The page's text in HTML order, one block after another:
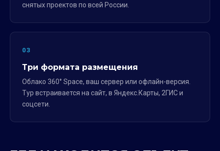
снятых проектов по всей России.
03
Три формата размещения
Облако 360° Space, ваш сервер или офлайн-версия.
Тур встраивается на сайт, в Яндекс.Карты, 2ГИС и
соцсети.